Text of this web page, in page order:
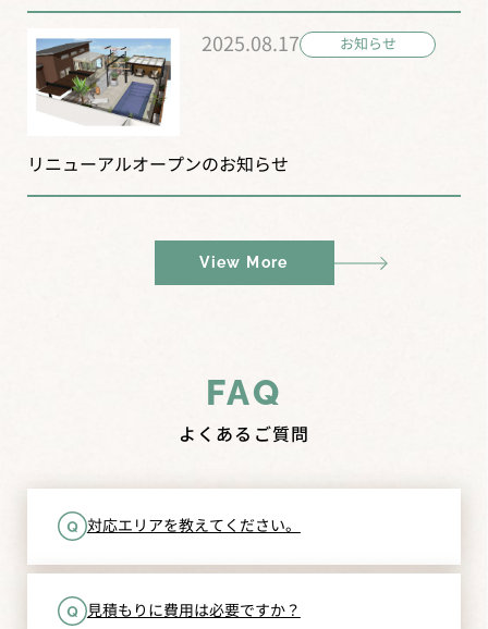
2025.08.17 お知らせ
リニューアルオープンのお知らせ
SASAZO-POOLGARDENオープン！
2024.01.31
あるお庭を追加しました
2024.01.31
View More
FAQ
よくあるご質問
対応エリアを教えてください。
見積もりに費用は必要ですか？